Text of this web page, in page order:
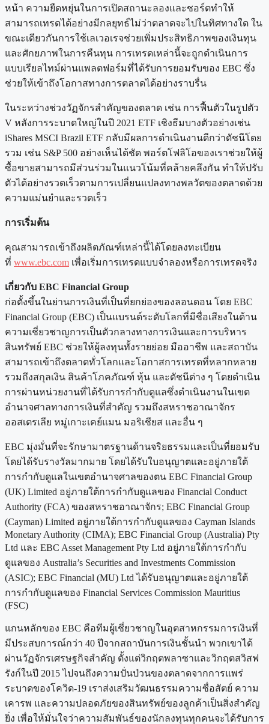
หน้า ความยืดหยุ่นในการเปิดสถานะลองและชอร์ตทำให้
สามารถเทรดได้อย่างมีกลยุทธ์ไม่ว่าตลาดจะไปในทิศทางใด ใน
ขณะเดียวกันการใช้เลเวอเรจช่วยเพิ่มประสิทธิภาพของเงินทุน
และศักยภาพในการคืนทุน การเทรดเหล่านี้จะถูกดำเนินการ
แบบเรียลไทม์ผ่านแพลตฟอร์มที่ได้รับการยอมรับของ EBC ซึ่ง
ช่วยให้เข้าถึงโอกาสทางการตลาดได้อย่างราบรื่น
ในระหว่างช่วงวัฏจักรสำคัญของตลาด เช่น การฟื้นตัวในรูปตัว
V หลังการระบาดใหญ่ในปี 2021 ETF เชิงธีมบางตัวอย่างเช่น
iShares MSCI Brazil ETF กลับมีผลการดำเนินงานดีกว่าดัชนีโดย
รวม เช่น S&P 500 อย่างเห็นได้ชัด พอร์ตโฟลิโอของเราช่วยให้ผู้
ซื้อขายสามารถมีส่วนร่วมในแนวโน้มที่คล้ายคลึงกัน ทำให้ปรับ
ตัวได้อย่างรวดเร็วตามการเปลี่ยนแปลงทางพลวัตของตลาดด้วย
ความแม่นยำและรวดเร็ว
การเริ่มต้น
คุณสามารถเข้าถึงผลิตภัณฑ์เหล่านี้ได้โดยลงทะเบียน
ที่ www.ebc.com เพื่อเริ่มการเทรดแบบจำลองหรือการเทรดจริง
เกี่ยวกับ EBC Financial Group
ก่อตั้งขึ้นในย่านการเงินที่เป็นที่ยกย่องของลอนดอน โดย EBC
Financial Group (EBC) เป็นแบรนด์ระดับโลกที่มีชื่อเสียงในด้าน
ความเชี่ยวชาญการเป็นตัวกลางทางการเงินและการบริหาร
สินทรัพย์ EBC ช่วยให้ผู้ลงทุนทั้งรายย่อย มืออาชีพ และสถาบัน
สามารถเข้าถึงตลาดทั่วโลกและโอกาสการเทรดที่หลากหลาย
รวมถึงสกุลเงิน สินค้าโภคภัณฑ์ หุ้น และดัชนีต่าง ๆ โดยดำเนิน
การผ่านหน่วยงานที่ได้รับการกำกับดูแลซึ่งดำเนินงานในเขต
อำนาจศาลทางการเงินที่สำคัญ รวมถึงสหราชอาณาจักร
ออสเตรเลีย หมู่เกาะเคย์แมน มอริเชียส และอื่น ๆ
EBC มุ่งมั่นที่จะรักษามาตรฐานด้านจริยธรรมและเป็นที่ยอมรับ
โดยได้รับรางวัลมากมาย โดยได้รับใบอนุญาตและอยู่ภายใต้
การกำกับดูแลในเขตอำนาจศาลของตน EBC Financial Group
(UK) Limited อยู่ภายใต้การกำกับดูแลของ Financial Conduct
Authority (FCA) ของสหราชอาณาจักร; EBC Financial Group
(Cayman) Limited อยู่ภายใต้การกำกับดูแลของ Cayman Islands
Monetary Authority (CIMA); EBC Financial Group (Australia) Pty
Ltd และ EBC Asset Management Pty Ltd อยู่ภายใต้การกำกับ
ดูแลของ Australia’s Securities and Investments Commission
(ASIC); EBC Financial (MU) Ltd ได้รับอนุญาตและอยู่ภายใต้
การกำกับดูแลของ Financial Services Commission Mauritius
(FSC)
แกนหลักของ EBC คือทีมผู้เชี่ยวชาญในอุตสาหกรรมการเงินที่
มีประสบการณ์กว่า 40 ปีจากสถาบันการเงินชั้นนำ พวกเขาได้
ผ่านวัฏจักรเศรษฐกิจสำคัญ ตั้งแต่วิกฤตพลาซาและวิกฤตสวิสฟ
รังก์ในปี 2015 ไปจนถึงความปั่นป่วนของตลาดจากการแพร่
ระบาดของโควิด-19 เราส่งเสริมวัฒนธรรมความซื่อสัตย์ ความ
เคารพ และความปลอดภัยของสินทรัพย์ของลูกค้าเป็นสิ่งสำคัญ
ยิ่ง เพื่อให้มั่นใจว่าความสัมพันธ์ของนักลงทุนทุกคนจะได้รับการ